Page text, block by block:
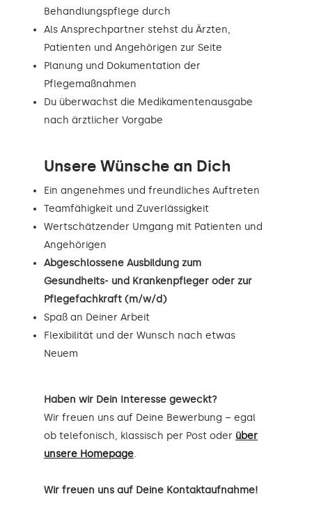
Behandlungspflege durch
Als Ansprechpartner stehst du Ärzten,
Patienten und Angehörigen zur Seite
Planung und Dokumentation der
Pflegemaßnahmen
Du überwachst die Medikamentenausgabe
nach ärztlicher Vorgabe
Unsere Wünsche an Dich
Ein angenehmes und freundliches Auftreten
Teamfähigkeit und Zuverlässigkeit
Wertschätzender Umgang mit Patienten und
Angehörigen
Abgeschlossene Ausbildung zum
Gesundheits- und Krankenpfleger oder zur
Pflegefachkraft (m/w/d)
Spaß an Deiner Arbeit
Flexibilität und der Wunsch nach etwas
Neuem
Haben wir Dein Interesse geweckt?
Wir freuen uns auf Deine Bewerbung – egal
ob telefonisch, klassisch per Post oder über
unsere Homepage.
Wir freuen uns auf Deine Kontaktaufnahme!